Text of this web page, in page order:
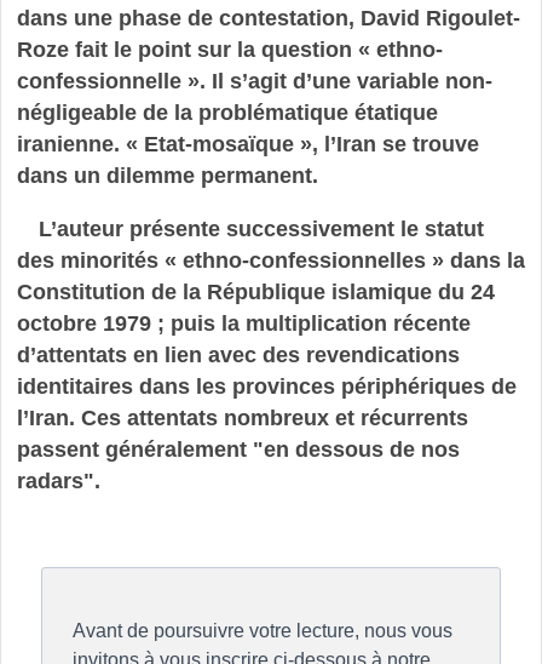
dans une phase de contestation, David Rigoulet-
Roze fait le point sur la question « ethno-
confessionnelle ». Il s’agit d’une variable non-
négligeable de la problématique étatique
iranienne. « Etat-mosaïque », l’Iran se trouve
dans un dilemme permanent.
L’auteur présente successivement le statut
des minorités « ethno-confessionnelles » dans la
Constitution de la République islamique du 24
octobre 1979 ; puis la multiplication récente
d’attentats en lien avec des revendications
identitaires dans les provinces périphériques de
l’Iran. Ces attentats nombreux et récurrents
passent généralement "en dessous de nos
radars".